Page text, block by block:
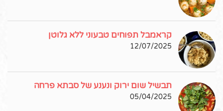
קראמבל תפוחים טבעוני ללא גלוטן
12/07/2025
תבשיל שום ירוק ונענע של סבתא פרחה
05/04/2025